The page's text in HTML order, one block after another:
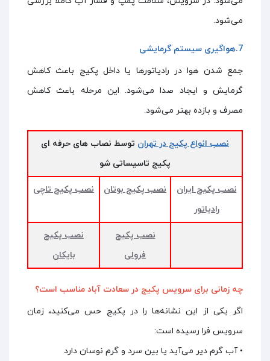
می‌شود.
7.هواگیری سیستم گرمایشی
جمع شدن هوا در رادیاتورها یا داخل پکیج باعث کاهش
گرمایش و ایجاد صدا می‌شود. این مرحله باعث کاهش
مصرف و بازده بهتر می‌شود.
نصب انواع پکیج در تهران توسط نصاب های حرفه ای
پکیج تاسیساتی شو
نصب پکیج ایران
رادیاتور
نصب پکیج بوتان نصب پکیج تاچی
نصب پکیج
فرولی
نصب پکیج
بایکان
چه زمانی برای سرویس پکیج در سعادت آباد مناسب است؟
اگر یکی از این نشانه‌ها را در پکیج حس می‌کنید، زمان
سرویس فرا رسیده است:
• آب گرم دیر می‌آید یا بین سرد و گرم نوسان دارد